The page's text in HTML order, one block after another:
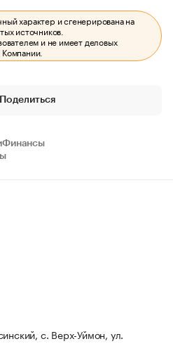
характер и сгенерирована на
источников.
и не имеет деловых
Поделиться
Финансы
с. Верх-Уймон, ул.